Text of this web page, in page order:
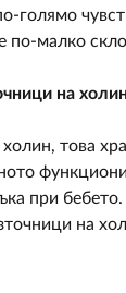
голямо
по-малко
на
това
при
на